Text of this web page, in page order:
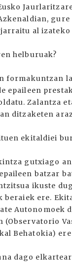
al izateko
helburuak?
formakuntzan
epaileen
Zalantza
ditzaketen
ekitaldiei
gutxiago
batzar
ikuste
beraiek ere.
Autonomoek
(Observatorio
Behatokia)
dago